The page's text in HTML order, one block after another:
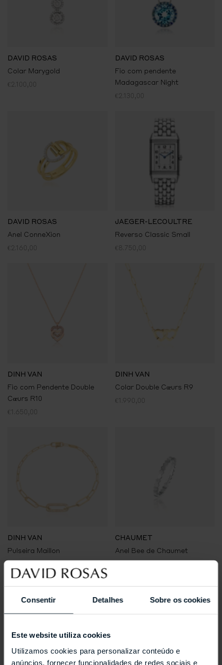
Consentir Detalhes Sobre os cookies
Este website utiliza cookies
Utilizamos cookies para personalizar conteúdo e
anúncios, fornecer funcionalidades de redes sociais e
DAVID ROSAS
Colar Marygold
€2.100,00
DAVID ROSAS
Fio com pendente
Madagascar Night
€2.130,00
DAVID ROSAS
Anel ConneXion
€2.160,00
JAEGER-LECOULTRE
Reverso Classic Small
€8.750,00
DINH VAN
Fio com Pendente Double
Cœurs R10
€1.650,00
DINH VAN
Colar Double Cœurs R9
€1.990,00
DINH VAN
Pulseira Maillon
CHAUMET
Anel Bee de Chaumet